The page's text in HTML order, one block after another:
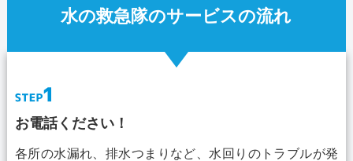
水の救急隊のサービスの流れ
お電話ください！
各所の水漏れ、排水つまりなど、水回りのトラブルが発